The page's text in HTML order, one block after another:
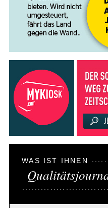
WAS IST IHNEN